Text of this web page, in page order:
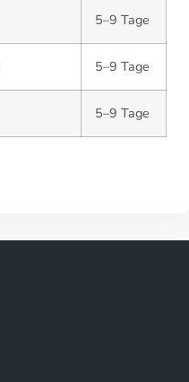
5–9 Tage
5–9 Tage
5–9 Tage